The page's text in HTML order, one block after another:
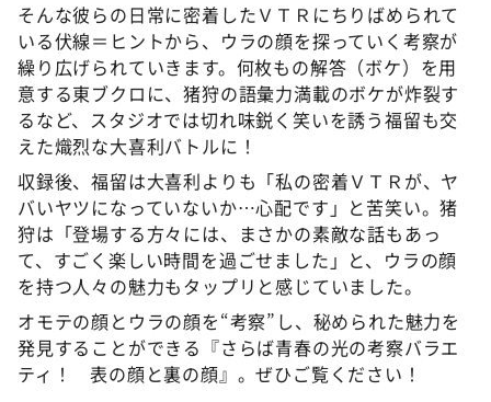
そんな彼らの日常に密着したＶＴＲにちりばめられて
いる伏線＝ヒントから、ウラの顔を探っていく考察が
繰り広げられていきます。何枚もの解答（ボケ）を用
意する東ブクロに、猪狩の語彙力満載のボケが炸裂す
るなど、スタジオでは切れ味鋭く笑いを誘う福留も交
えた熾烈な大喜利バトルに！
収録後、福留は大喜利よりも「私の密着ＶＴＲが、ヤ
バいヤツになっていないか…心配です」と苦笑い。猪
狩は「登場する方々には、まさかの素敵な話もあっ
て、すごく楽しい時間を過ごせました」と、ウラの顔
を持つ人々の魅力もタップリと感じていました。
オモテの顔とウラの顔を“考察”し、秘められた魅力を
発見することができる『さらば青春の光の考察バラエ
ティ！ 表の顔と裏の顔』。ぜひご覧ください！